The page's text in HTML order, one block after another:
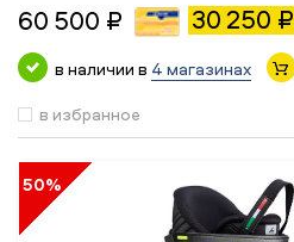
60 500 ₽ 30 250 ₽
в наличии в 4 магазинах
в избранное
50%